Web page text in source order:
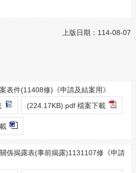
上版日期：114-08-07
表件(11408修)《申請及結案用》
(224.17KB).pdf 檔案下載
係揭露表(事前揭露)1131107修《申請